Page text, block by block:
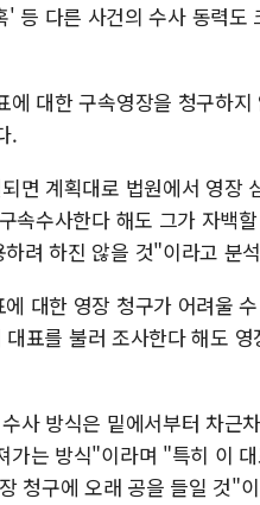
등 다른 사건의 수사 동력도
대한 구속영장을 청구하
.
면 계획대로 법원에서 영장
수사한다 해도 그가 자백
려 하진 않을 것"이라고 분
대한 영장 청구가 어려울
표를 불러 조사한다 해도
사 방식은 밑에서부터 차근
는 방식"이라며 "특히 이
청구에 오래 공을 들일 것"